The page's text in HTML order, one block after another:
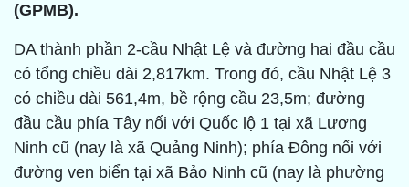
(GPMB).
DA thành phần 2-cầu Nhật Lệ và đường hai đầu cầu
có tổng chiều dài 2,817km. Trong đó, cầu Nhật Lệ 3
có chiều dài 561,4m, bề rộng cầu 23,5m; đường
đầu cầu phía Tây nối với Quốc lộ 1 tại xã Lương
Ninh cũ (nay là xã Quảng Ninh); phía Đông nối với
đường ven biển tại xã Bảo Ninh cũ (nay là phường